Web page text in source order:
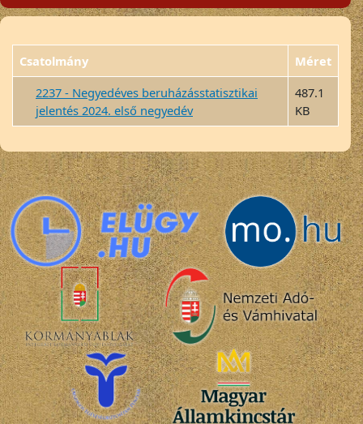
Csatolmány
Méret
2237 - Negyedéves beruházásstatisztikai
jelentés 2024. első negyedév
487.1
KB